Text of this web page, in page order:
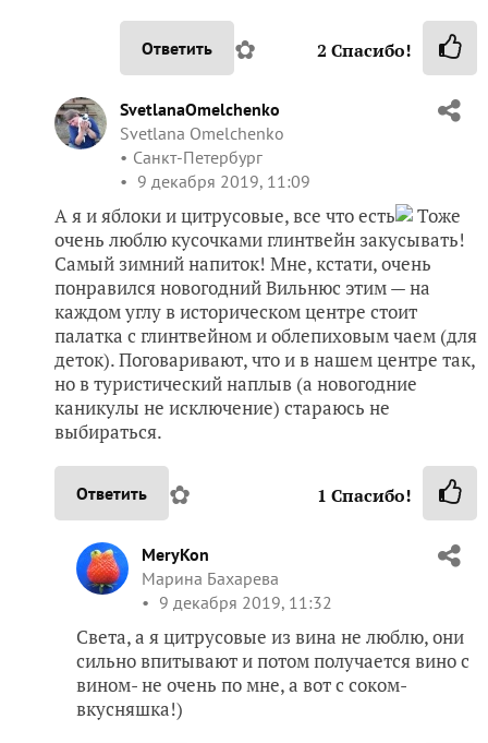
Ответить ✿ 2 Спасибо!
SvetlanaOmelchenko
Svetlana Omelchenko
Санкт-Петербург
9 декабря 2019, 11:09
А я и яблоки и цитрусовые, все что есть
Тоже
очень люблю кусочками глинтвейн закусывать!
Самый зимний напиток! Мне, кстати, очень
понравился новогодний Вильнюс этим — на
каждом углу в историческом центре стоит
палатка с глинтвейном и облепиховым чаем (для
деток). Поговаривают, что и в нашем центре так,
но в туристический наплыв (а новогодние
каникулы не исключение) стараюсь не
выбираться.
Ответить ✿ 1 Спасибо!
MeryKon
Марина Бахарева
9 декабря 2019, 11:32
Света, а я цитрусовые из вина не люблю, они
сильно впитывают и потом получается вино с
вином- не очень по мне, а вот с соком-
вкусняшка!)